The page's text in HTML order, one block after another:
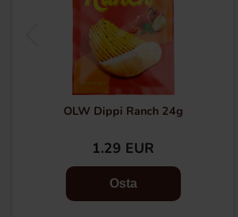
OLW Dippi Ranch 24g
1.29 EUR
Osta